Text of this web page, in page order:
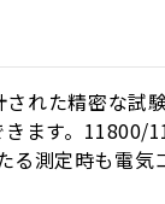
れた精密な試
ます。
測定時も電気